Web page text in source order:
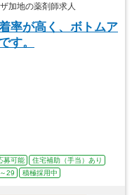
加地の薬剤師求人
率が高く、ボトムア
す。
募可能
住宅補助（手当）あり
29 積極採用中